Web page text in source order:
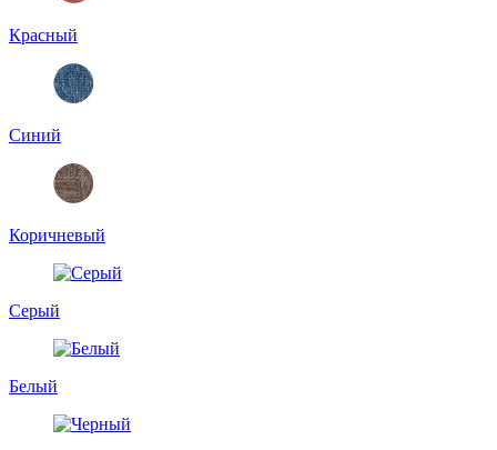
Красный
Синий
Коричневый
Серый
Белый